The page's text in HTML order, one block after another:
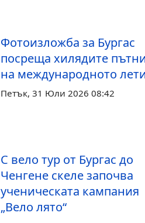
Фотоизложба за Бургас
посреща хилядите
на международното
Петък, 31 Юли 2026 08:42
С вело тур от Бургас до
Ченгене скеле започва
ученическата кампания
„Вело лято“